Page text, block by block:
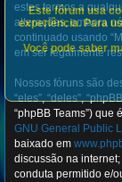
estes termos a
alterações, embora
continuado usando
em ser legalmente
Nossos fóruns são
“eles”, “deles”,
“phpBB Teams”) que
GNU General Public
baixado em
discussão na
conduta permitido e/
Este fórum usa
experiência. Para
Você pode saber